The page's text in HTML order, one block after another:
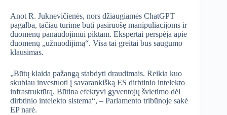
Anot R. Juknevičienės, nors džiaugiamės ChatGPT
pagalba, tačiau turime būti pasiruošę manipuliacijoms ir
duomenų panaudojimui piktam. Ekspertai perspėja apie
duomenų „užnuodijimą“. Visa tai greitai bus saugumo
klausimas.
„Būtų klaida pažangą stabdyti draudimais. Reikia kuo
skubiau investuoti į savarankišką ES dirbtinio intelekto
infrastruktūrą. Būtina efektyvi gyventojų švietimo dėl
dirbtinio intelekto sistema“, – Parlamento tribūnoje sakė
EP narė.